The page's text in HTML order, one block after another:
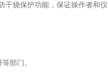
干烧保护功能，保证操作者和
部门。